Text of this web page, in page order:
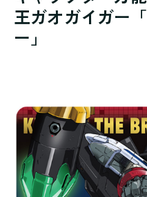
王ガオガイガー
ー」